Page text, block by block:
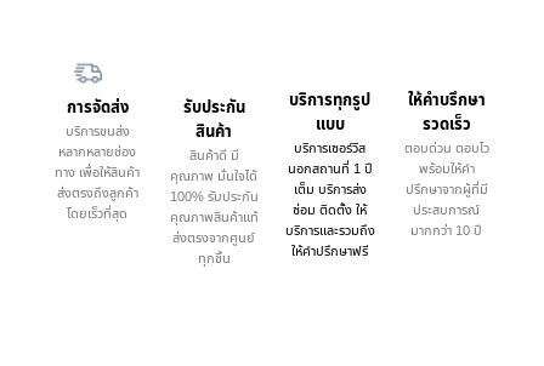
การจัดส่ง
บริการขนส่ง
หลากหลายช่อง
ทาง เพื่อให้สินค้า
ส่งตรงถึงลูกค้า
โดยเร็วที่สุด
รับประกัน
สินค้า
สินค้าดี มี
คุณภาพ มั่นใจได้
100% รับประกัน
คุณภาพสินค้าแท้
ส่งตรงจากศูนย์
ทุกชิ้น
บริการทุกรูป
แบบ
บริการเซอร์วิส
นอกสถานที่ 1 ปี
เต็ม บริการส่ง
ซ่อม ติดตั้ง ให้
บริการและรวมถึง
ให้คำปรึกษาฟรี
ให้คำบรึกษา
รวดเร็ว
ตอบด่วน ตอบไว
พร้อมให้คำ
ปรึกษาจากผู้ที่มี
ประสบการณ์
มากกว่า 10 ปี